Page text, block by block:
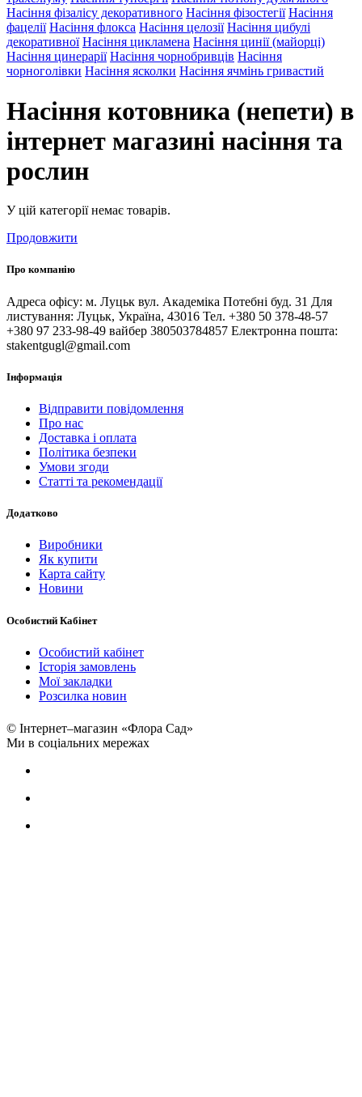
Насіння фізалісу декоративного Насіння фізостегії Насіння
фацелії Насіння флокса Насіння целозії Насіння цибулі
декоративної Насіння цикламена Насіння цинії (майорці)
Насіння цинерарії Насіння чорнобривців Насіння
чорноголівки Насіння ясколки Насіння ячмінь гривастий
Насіння котовника (непети) в
інтернет магазині насіння та
рослин
У цій категорії немає товарів.
Продовжити
Про компанію
Адреса офісу: м. Луцьк вул. Академіка Потебні буд. 31 Для
листування: Луцьк, Україна, 43016 Тел. +380 50 378-48-57
+380 97 233-98-49 вайбер 380503784857 Електронна пошта:
stakentgugl@gmail.com
Інформація
Відправити повідомлення
Про нас
Доставка і оплата
Політика безпеки
Умови згоди
Статті та рекомендації
Додатково
Виробники
Як купити
Карта сайту
Новини
Особистий Кабінет
Особистий кабінет
Історія замовлень
Мої закладки
Розсилка новин
© Інтернет–магазин «Флора Сад»
Ми в соціальних мережах